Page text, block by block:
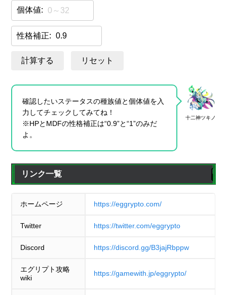
個体値:
性格補正:
計算する リセット
十二神ツキノ
確認したいステータスの種族値と個体値を入
力してチェックしてみてね！
※HPとMDFの性格補正は“0.9”と“1”のみだ
よ。
リンク一覧
ホームページ https://eggrypto.com/
Twitter https://twitter.com/eggrypto
Discord https://discord.gg/B3jajRbppw
エグリプト攻略
wiki
https://gamewith.jp/eggrypto/